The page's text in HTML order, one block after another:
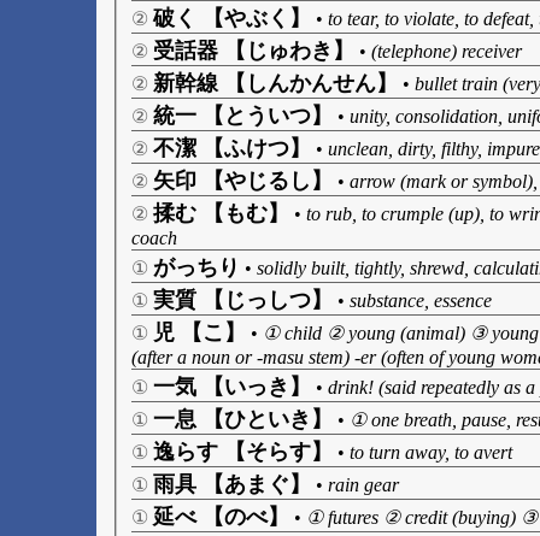
② 破く 【やぶく】 • to tear, to violate, to defeat,
② 受話器 【じゅわき】 • (telephone) receiver
② 新幹線 【しんかんせん】 • bullet train
② 統一 【とういつ】 • unity, consolidation,
② 不潔 【ふけつ】 • unclean, dirty, filthy, impure
② 矢印 【やじるし】 • arrow (mark or
② 揉む 【もむ】 • to rub, to crumple (up), to
coach
① がっちり • solidly built, tightly, shrewd,
① 実質 【じっしつ】 • substance, essence
① 児 【こ】 • ① child ② young (animal) ③
(after a noun or -masu stem) -er (often of young
① 一気 【いっき】 • drink! (said repeatedly as
① 一息 【ひといき】 • ① one breath, pause,
① 逸らす 【そらす】 • to turn away, to avert
① 雨具 【あまぐ】 • rain gear
① 延べ 【のべ】 • ① futures ② credit (buying) ③